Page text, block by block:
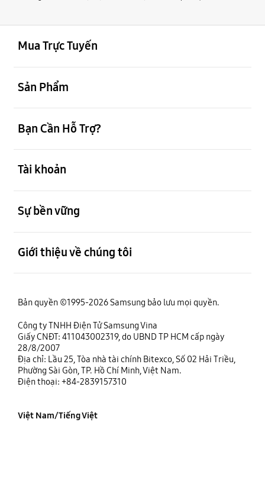
Mua Trực Tuyến
Sản Phẩm
Bạn Cần Hỗ Trợ?
Tài khoản
Sự bền vững
Giới thiệu về chúng tôi
Bản quyền ©1995-2026 Samsung bảo lưu mọi quyền.
Công ty TNHH Điện Tử Samsung Vina
Giấy CNĐT: 411043002319, do UBND TP HCM cấp ngày
28/8/2007
Địa chỉ: Lầu 25, Tòa nhà tài chính Bitexco, Số 02 Hải Triều,
Phường Sài Gòn, TP. Hồ Chí Minh, Việt Nam.
Điện thoại: +84-2839157310
Việt Nam/Tiếng Việt